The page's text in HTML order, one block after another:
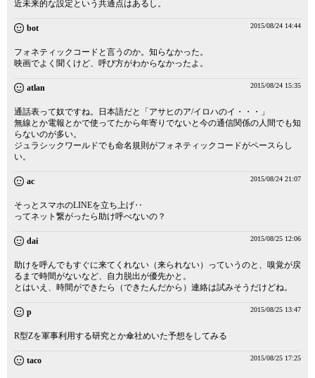
近未来的な設定という共通点はあるし。
bot 2015/08/24 14:44
フォネティックコードと言うのか。知らなかった。
映画でよく聞くけど、呼び方がわからなかったよ。
atlan 2015/08/24 15:35
通話表って奴ですね。日本語だと「アサヒのア/イロハのイ・・・」
無線とか電報とかで使ってたから年寄りでないと今の通信関係の人間でも知
らないのが多い。
ジュラシックワールドでも命名規則がフォネティックコードがペースらし
い。
ac 2015/08/24 21:07
そっとスマホのLINEを立ち上げ‥
ってネット繋がったら助け呼べないの？
dai 2015/08/25 12:06
助けを呼んでもすぐに来てくれない（来られない）っていうのと、嗅覚が戻
るまで時間がないなど、自力脱出が優先かと。
とはいえ、時間ができたら（できたんだから）連絡は試みそうだけどね。
p 2015/08/25 13:47
R型Zを軍事利用する研究とか傘社めいた予想をしてみる
taco 2015/08/25 17:25